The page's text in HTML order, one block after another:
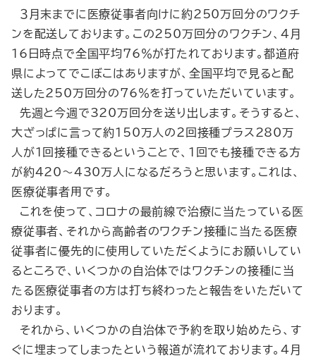
３月末までに医療従事者向けに約250万回分のワクチ
ンを配送しております。この250万回分のワクチン、４月
16日時点で全国平均76％が打たれております。都道府
県によってでこぼこはありますが、全国平均で見ると配
送した250万回分の76％を打っていただいています。
先週と今週で320万回分を送り出します。そうすると、
大ざっぱに言って約150万人の２回接種プラス280万
人が１回接種できるということで、１回でも接種できる方
が約420～430万人になるだろうと思います。これは、
医療従事者用です。
これを使って、コロナの最前線で治療に当たっている医
療従事者、それから高齢者のワクチン接種に当たる医療
従事者に優先的に使用していただくようにお願いしてい
るところで、いくつかの自治体ではワクチンの接種に当
たる医療従事者の方は打ち終わったと報告をいただいて
おります。
それから、いくつかの自治体で予約を取り始めたら、す
ぐに埋まってしまったという報道が流れております。４月